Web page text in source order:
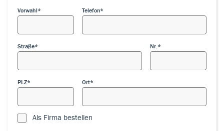
Vorwahl Telefon
Straße Nr.
PLZ Ort
Als Firma bestellen